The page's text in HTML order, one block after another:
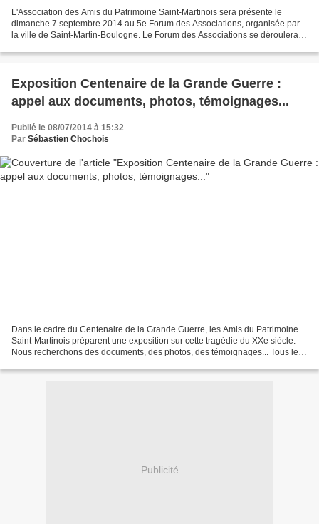
L'Association des Amis du Patrimoine Saint-Martinois sera présente le
dimanche 7 septembre 2014 au 5e Forum des Associations, organisée par
la ville de Saint-Martin-Boulogne. Le Forum des Associations se déroulera
Exposition Centenaire de la Grande Guerre :
appel aux documents, photos, témoignages...
Publié le 08/07/2014 à 15:32
Par Sébastien Chochois
Dans le cadre du Centenaire de la Grande Guerre, les Amis du Patrimoine
Saint-Martinois préparent une exposition sur cette tragédie du XXe siècle.
Nous recherchons des documents, des photos, des témoignages... Tous les
Publicité